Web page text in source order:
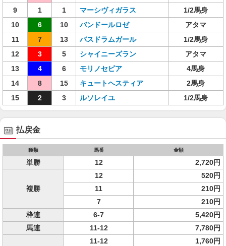
9
1 1 マーシヴィガラス
1/2馬身
10
6 10 バンドールロゼ
アタマ
11
7 13 バスドラムガール
1/2馬身
12
3 5 シャイニーズラン
アタマ
13
4 6 モリノセピア
4馬身
14
8 15 キュートヘスティア
2馬身
15
2 3 ルソレイユ 1/2馬身
払戻金
種類 馬番 金額
単勝 12 2,720円
複勝
12
520円
11
210円
7
210円
枠連
6-7
5,420円
馬連
11-12 7,780円
11-12
1,760円